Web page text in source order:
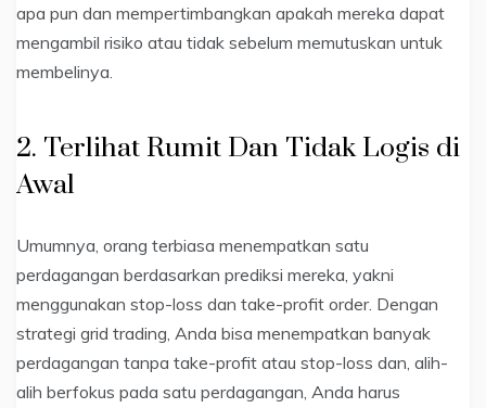
apa pun dan mempertimbangkan apakah mereka dapat
mengambil risiko atau tidak sebelum memutuskan untuk
membelinya.
2. Terlihat Rumit Dan Tidak Logis di
Awal
Umumnya, orang terbiasa menempatkan satu
perdagangan berdasarkan prediksi mereka, yakni
menggunakan stop-loss dan take-profit order. Dengan
strategi grid trading, Anda bisa menempatkan banyak
perdagangan tanpa take-profit atau stop-loss dan, alih-
alih berfokus pada satu perdagangan, Anda harus